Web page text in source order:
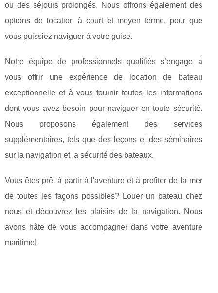
ou des séjours prolongés. Nous offrons également des
options de location à court et moyen terme, pour que
vous puissiez naviguer à votre guise.
Notre équipe de professionnels qualifiés s’engage à
vous offrir une expérience de location de bateau
exceptionnelle et à vous fournir toutes les informations
dont vous avez besoin pour naviguer en toute sécurité.
Nous proposons également des services
supplémentaires, tels que des leçons et des séminaires
sur la navigation et la sécurité des bateaux.
Vous êtes prêt à partir à l'aventure et à profiter de la mer
de toutes les façons possibles? Louer un bateau chez
nous et découvrez les plaisirs de la navigation. Nous
avons hâte de vous accompagner dans votre aventure
maritime!